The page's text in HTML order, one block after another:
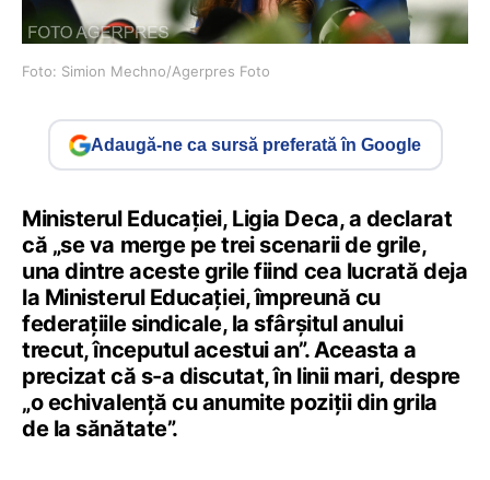
Foto: Simion Mechno/Agerpres Foto
Adaugă-ne ca sursă preferată în Google
Ministerul Educației, Ligia Deca, a declarat
că „se va merge pe trei scenarii de grile,
una dintre aceste grile fiind cea lucrată deja
la Ministerul Educației, împreună cu
federațiile sindicale, la sfârșitul anului
trecut, începutul acestui an”. Aceasta a
precizat că s-a discutat, în linii mari, despre
„o echivalență cu anumite poziții din grila
de la sănătate”.